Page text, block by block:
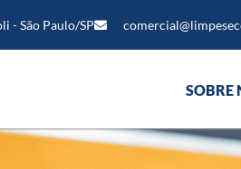
- São Paulo/SP
SOBRE